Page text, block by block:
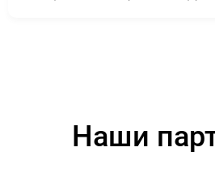
Наши